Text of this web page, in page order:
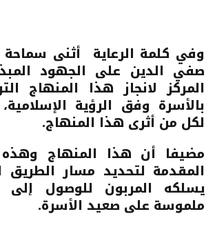
وفي كلمة الرعاية أثنى
صفي الدين على الجهود
المركز لانجاز هذا المنهاج
بالأسرة وفق الرؤية
لكل من أثرى هذا المنهاج.
مضيفا أن هذا المنهاج
المقدمة لتحديد مسار
يسلكه المربون للوصول إلى
ملموسة على صعيد الأسرة.